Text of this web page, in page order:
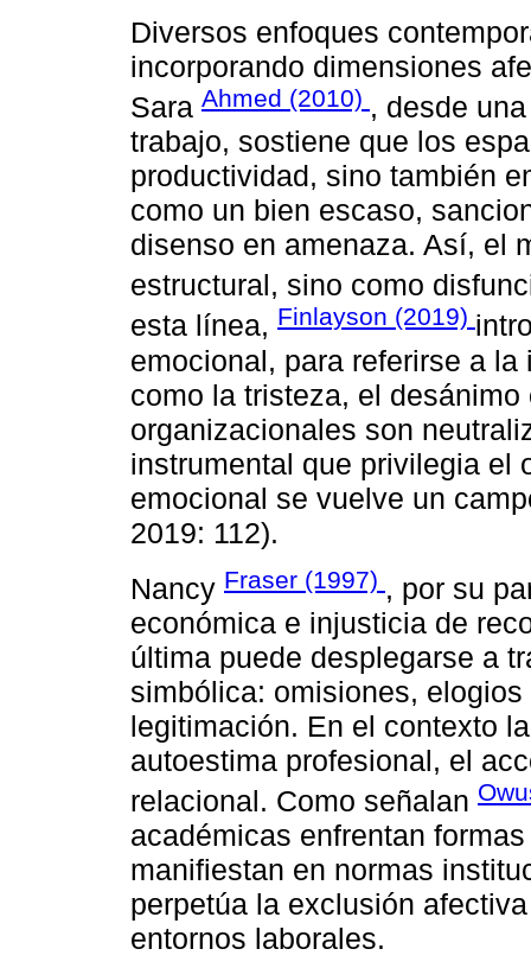
Diversos enfoques
incorporando dimensiones
Sara Ahmed (2010) , desde
trabajo, sostiene que los
productividad, sino también
como un bien escaso,
disenso en amenaza. Así, el
estructural, sino como
esta línea, Finlayson (2019)
emocional, para referirse a
como la tristeza, el
organizacionales son
instrumental que privilegia el
emocional se vuelve un
2019: 112).
Nancy Fraser (1997) , por su
económica e injusticia de
última puede desplegarse a
simbólica: omisiones,
legitimación. En el contexto
autoestima profesional, el
relacional. Como señalan
académicas enfrentan
manifiestan en normas
perpetúa la exclusión
entornos laborales.